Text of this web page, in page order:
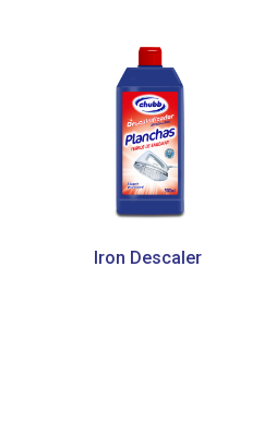
Iron Descaler